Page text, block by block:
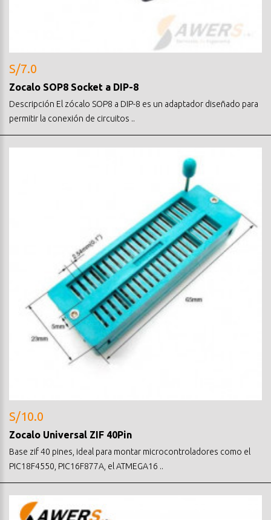
S/7.0
Zocalo SOP8 Socket a DIP-8
Descripción El zócalo SOP8 a DIP-8 es un adaptador diseñado para
permitir la conexión de circuitos ..
S/10.0
Zocalo Universal ZIF 40Pin
Base zif 40 pines, ideal para montar microcontroladores como el
PIC18F4550, PIC16F877A, el ATMEGA16 ..